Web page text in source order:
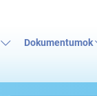
Dokumentumok